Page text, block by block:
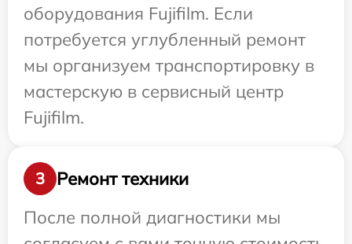
оборудования Fujifilm. Если
потребуется углубленный ремонт
мы организуем транспортировку в
мастерскую в сервисный центр
Fujifilm.
3
Ремонт техники
После полной диагностики мы